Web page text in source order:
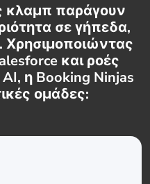
κλαμπ παράγουν
σε γήπεδα,
Χρησιμοποιώντας
και ροές
AI, η Booking Ninjas
ομάδες: